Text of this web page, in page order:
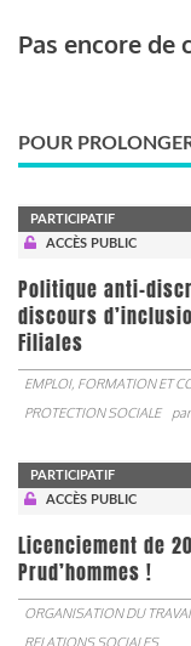
Pas encore de
POUR
PARTICIPATIF
ACCÈS PUBLIC
Politique anti-
discours
Filiales
EMPLOI, FORMATION ET
PROTECTION SOCIALE
PARTICIPATIF
ACCÈS PUBLIC
Licenciement de
Prud’hommes !
ORGANISATION DU
RELATIONS SOCIALES